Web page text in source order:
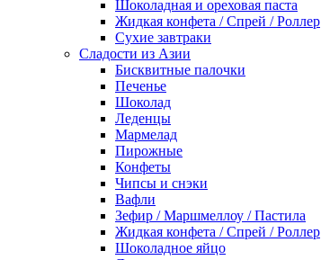
Шоколадная и ореховая паста
Жидкая конфета / Спрей / Роллер
Сухие завтраки
Сладости из Азии
Бисквитные палочки
Печенье
Шоколад
Леденцы
Мармелад
Пирожные
Конфеты
Чипсы и снэки
Вафли
Зефир / Маршмеллоу / Пастила
Жидкая конфета / Спрей / Роллер
Шоколадное яйцо